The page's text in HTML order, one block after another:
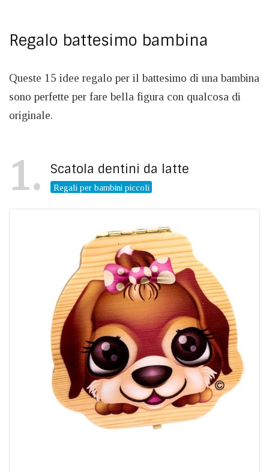
Regalo battesimo bambina
Queste 15 idee regalo per il battesimo di una bambina
sono perfette per fare bella figura con qualcosa di
originale.
1 Scatola dentini da latte
Regali per bambini piccoli